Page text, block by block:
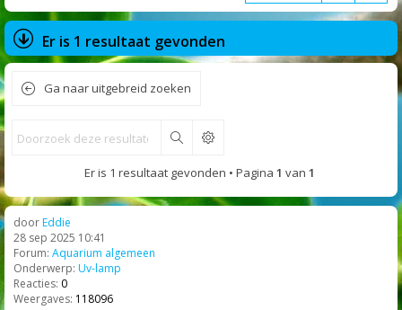
Er is 1 resultaat gevonden
Ga naar uitgebreid zoeken
Zoek
Er is 1 resultaat gevonden • Pagina 1 van 1
doorEddie
28 sep 2025 10:41
Forum: Aquarium algemeen
Onderwerp: Uv-lamp
Reacties: 0
Weergaves: 118096